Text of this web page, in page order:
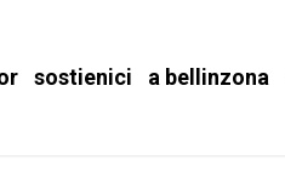
sostienici a bellinzona